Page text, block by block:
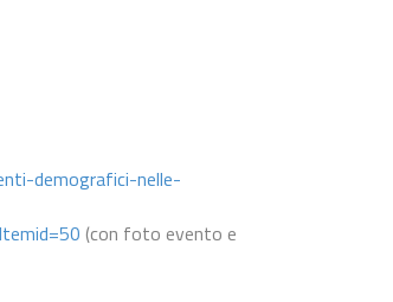
demografici-nelle-
(con foto evento e